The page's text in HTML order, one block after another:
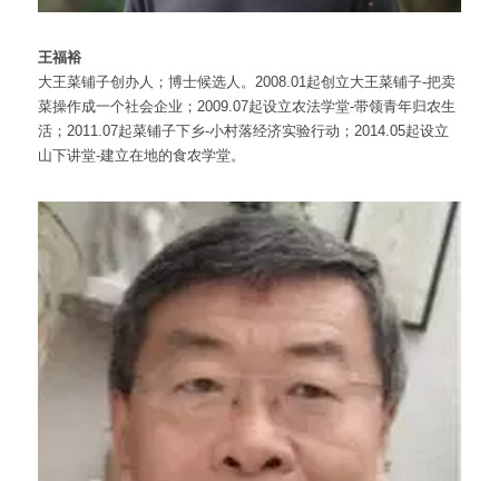
王福裕
大王菜铺子创办人；博士候选人。2008.01起创立大王菜铺子-把卖
菜操作成一个社会企业；2009.07起设立农法学堂-带领青年归农生
活；2011.07起菜铺子下乡-小村落经济实验行动；2014.05起设立
山下讲堂-建立在地的食农学堂。